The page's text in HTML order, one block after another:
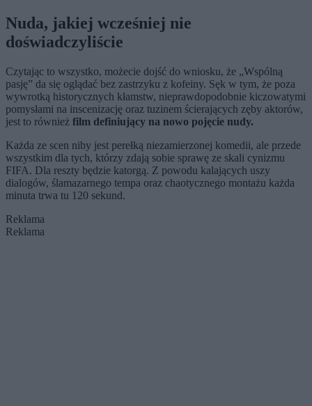
Nuda, jakiej wcześniej nie
doświadczyliście
Czytając to wszystko, możecie dojść do wniosku, że „Wspólną
pasję” da się oglądać bez zastrzyku z kofeiny. Sęk w tym, że poza
wywrotką historycznych kłamstw, nieprawdopodobnie kiczowatymi
pomysłami na inscenizację oraz tuzinem ścierających zęby aktorów,
jest to również film definiujący na nowo pojęcie nudy.
Każda ze scen niby jest perełką niezamierzonej komedii, ale przede
wszystkim dla tych, którzy zdają sobie sprawę ze skali cynizmu
FIFA. Dla reszty będzie katorgą. Z powodu kalających uszy
dialogów, ślamazarnego tempa oraz chaotycznego montażu każda
minuta trwa tu 120 sekund.
Reklama
Reklama